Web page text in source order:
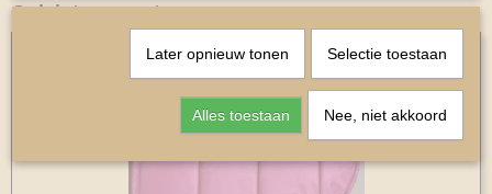
Ook interessant
Later opnieuw tonen Selectie toestaan
Alles toestaan Nee, niet akkoord